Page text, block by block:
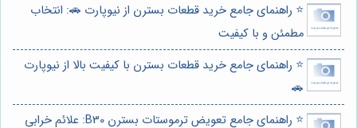
⭐️ راهنمای جامع خرید قطعات بسترن از نیوپارت 🚗: انتخاب
مطمئن و با کیفیت
⭐️ راهنمای جامع خرید قطعات بسترن با کیفیت بالا از نیوپارت
🚗
⭐️ راهنمای جامع تعویض ترموستات بسترن B30: علائم خرابی